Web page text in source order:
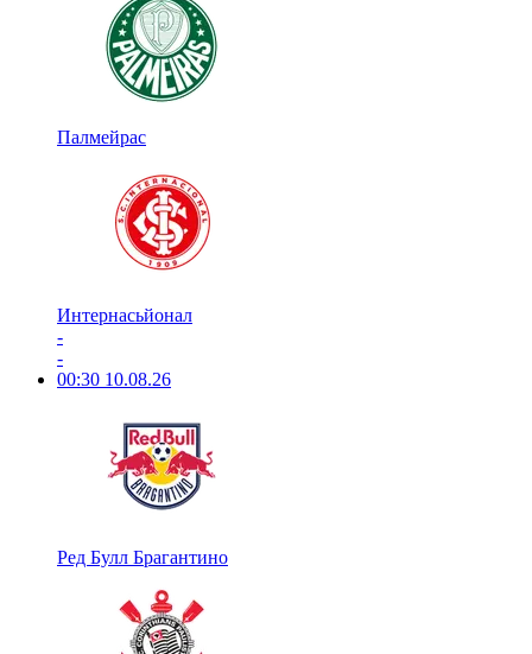
Палмейрас
Интернасьйонал
-
-
00:30 10.08.26
Ред Булл Брагантино